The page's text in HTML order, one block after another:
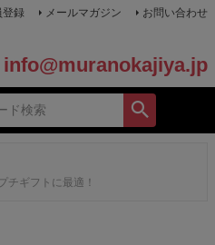
登録 メールマガジン お問い合わせ
info@muranokajiya.jp
ギフトに最適！